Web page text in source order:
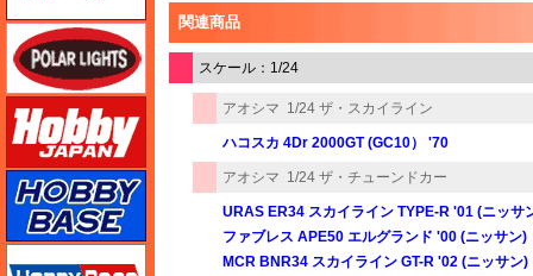
関連商品
スケール：1/24
アオシマ 1/24 ザ・スカイライン
ハコスカ 4Dr 2000GT (GC10） '70
アオシマ 1/24 ザ・チューンドカー
URAS ER34 スカイライン TYPE-R '01 (ニッサ
ファブレス APE50 エルグランド '00 (ニッサン)
MCR BNR34 スカイライン GT-R '02 (ニッサン)
ポーラライツ
ホビージャパン
ホビーベース